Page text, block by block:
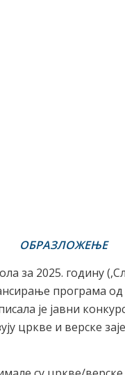
ОБРАЗЛОЖЕЊЕ
за 2025. годину
програма од
је јавни
цркве и верске